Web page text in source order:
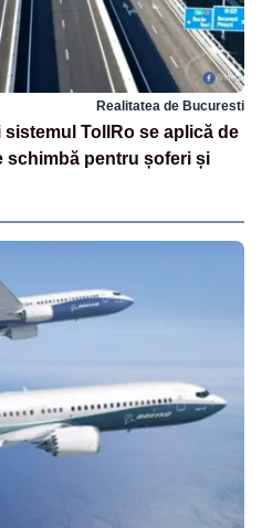
Realitatea de Bucuresti
TollRo se aplică de
schimbă pentru șoferi și